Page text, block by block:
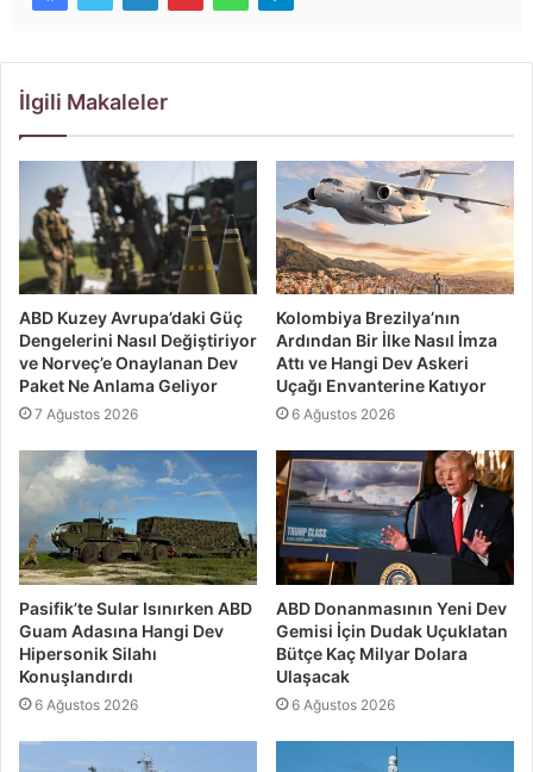
İlgili Makaleler
ABD Kuzey Avrupa’daki Güç
Dengelerini Nasıl Değiştiriyor
ve Norveç’e Onaylanan Dev
Paket Ne Anlama Geliyor
7 Ağustos 2026
Kolombiya Brezilya’nın
Ardından Bir İlke Nasıl İmza
Attı ve Hangi Dev Askeri
Uçağı Envanterine Katıyor
6 Ağustos 2026
Pasifik’te Sular Isınırken ABD
Guam Adasına Hangi Dev
Hipersonik Silahı
Konuşlandırdı
6 Ağustos 2026
ABD Donanmasının Yeni Dev
Gemisi İçin Dudak Uçuklatan
Bütçe Kaç Milyar Dolara
Ulaşacak
6 Ağustos 2026